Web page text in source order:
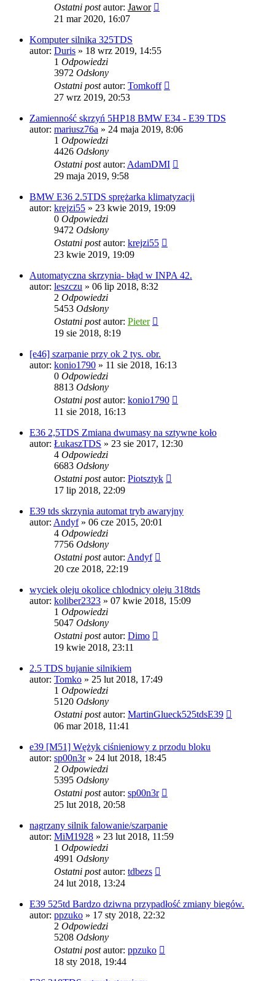
Ostatni postautor: Jawor
21 mar 2020, 16:07
Komputer silnika 325TDS
autor: Duris » 18 wrz 2019, 14:55
1 Odpowiedzi
3972 Odsłony
Ostatni postautor: Tomkoff
27 wrz 2019, 20:53
Zamienność skrzyń 5HP18 BMW E34 - E39 TDS
autor: mariusz76a » 24 maja 2019, 8:06
1 Odpowiedzi
4426 Odsłony
Ostatni postautor: AdamDMI
29 maja 2019, 9:58
BMW E36 2.5TDS sprężarka klimatyzacji
autor: krejzi55 » 23 kwie 2019, 19:09
0 Odpowiedzi
9472 Odsłony
Ostatni postautor: krejzi55
23 kwie 2019, 19:09
Automatyczna skrzynia- błąd w INPA 42.
autor: leszczu » 06 lip 2018, 8:32
2 Odpowiedzi
5453 Odsłony
Ostatni postautor: Pieter
19 sie 2018, 8:19
[e46] szarpanie przy ok 2 tys. obr.
autor: konio1790 » 11 sie 2018, 16:13
0 Odpowiedzi
8813 Odsłony
Ostatni postautor: konio1790
11 sie 2018, 16:13
E36 2,5TDS Zmiana dwumasy na sztywne koło
autor: ŁukaszTDS » 23 sie 2017, 12:30
4 Odpowiedzi
6683 Odsłony
Ostatni postautor: Piotsztyk
17 lip 2018, 22:09
E39 tds skrzynia automat tryb awaryjny
autor: Andyf» 06 cze 2015, 20:01
4 Odpowiedzi
7756 Odsłony
Ostatni postautor: Andyf
20 cze 2018, 22:19
wyciek oleju okolice chlodnicy oleju 318tds
autor: koliber2323 » 07 kwie 2018, 15:09
1 Odpowiedzi
5047 Odsłony
Ostatni postautor: Dimo
19 kwie 2018, 23:11
2.5 TDS bujanie silnikiem
autor: Tomko » 25 lut 2018, 17:49
1 Odpowiedzi
5120 Odsłony
Ostatni postautor: MartinGlueck525tdsE39
06 mar 2018, 11:41
e39 [M51] Wężyk ciśnieniowy z przodu bloku
autor: sp00n3r» 24 lut 2018, 18:45
2 Odpowiedzi
5395 Odsłony
Ostatni postautor: sp00n3r
25 lut 2018, 20:58
nagrzany silnik falowanie/szarpanie
autor: MiM1928 » 23 lut 2018, 11:59
1 Odpowiedzi
4991 Odsłony
Ostatni postautor: tdbezs
24 lut 2018, 13:24
E39 525td Bardzo dziwna przypadłość zmiany biegów.
autor: ppzuko » 17 sty 2018, 22:32
2 Odpowiedzi
5208 Odsłony
Ostatni postautor: ppzuko
18 sty 2018, 19:44